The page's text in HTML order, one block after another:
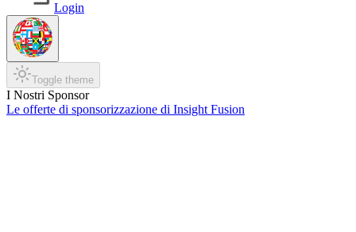
Login
Toggle theme
I Nostri Sponsor
Le offerte di sponsorizzazione di Insight Fusion